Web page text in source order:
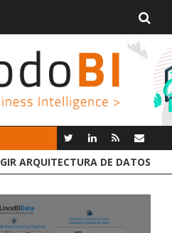
GROOT AI LINCEBI: LA NUEVA